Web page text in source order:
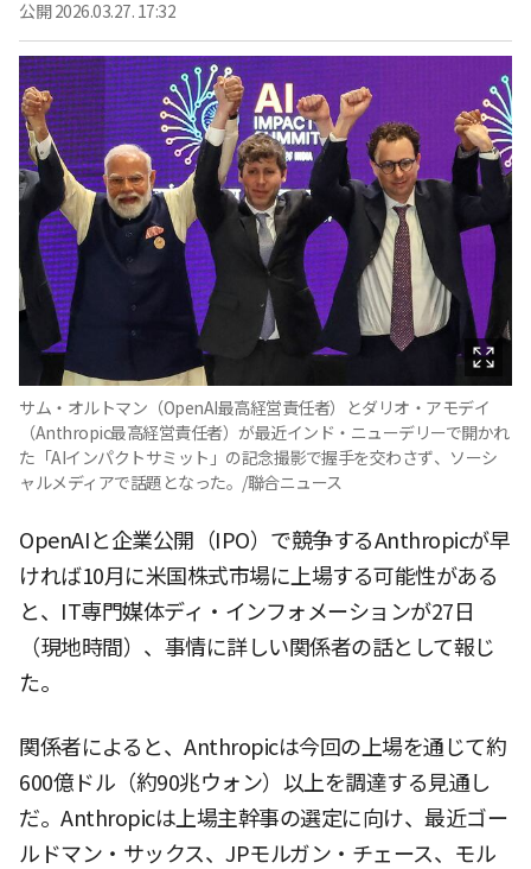
公開 2026.03.27. 17:32
サム・オルトマン（OpenAI最高経営責任者）とダリオ・アモデイ
（Anthropic最高経営責任者）が最近インド・ニューデリーで開かれ
た「AIインパクトサミット」の記念撮影で握手を交わさず、ソーシ
ャルメディアで話題となった。/聯合ニュース
OpenAIと企業公開（IPO）で競争するAnthropicが早
ければ10月に米国株式市場に上場する可能性がある
と、IT専門媒体ディ・インフォメーションが27日
（現地時間）、事情に詳しい関係者の話として報じ
た。
関係者によると、Anthropicは今回の上場を通じて約
600億ドル（約90兆ウォン）以上を調達する見通し
だ。Anthropicは上場主幹事の選定に向け、最近ゴー
ルドマン・サックス、JPモルガン・チェース、モル